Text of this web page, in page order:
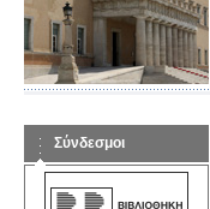
Σύνδεσμοι